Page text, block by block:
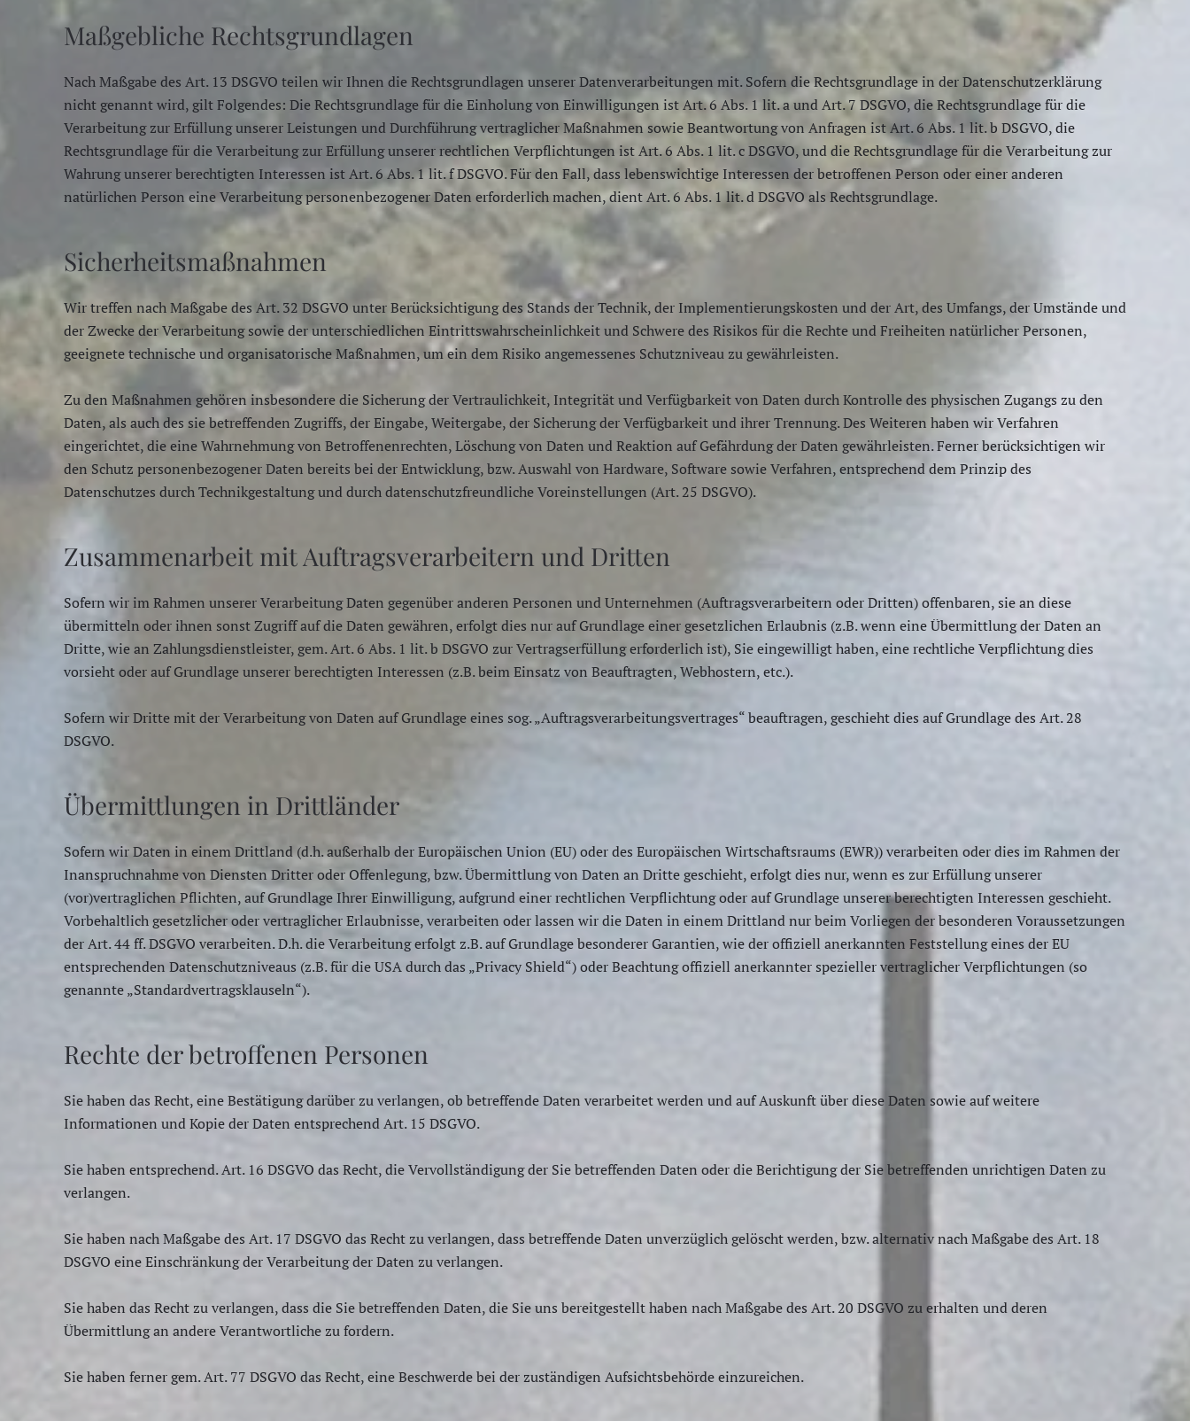
Maßgebliche Rechtsgrundlagen
Nach Maßgabe des Art. 13 DSGVO teilen wir Ihnen die Rechtsgrundlagen unserer Datenverarbeitungen mit. Sofern die Rechtsgrundlage in der Datenschutzerklärung
nicht genannt wird, gilt Folgendes: Die Rechtsgrundlage für die Einholung von Einwilligungen ist Art. 6 Abs. 1 lit. a und Art. 7 DSGVO, die Rechtsgrundlage für die
Verarbeitung zur Erfüllung unserer Leistungen und Durchführung vertraglicher Maßnahmen sowie Beantwortung von Anfragen ist Art. 6 Abs. 1 lit. b DSGVO, die
Rechtsgrundlage für die Verarbeitung zur Erfüllung unserer rechtlichen Verpflichtungen ist Art. 6 Abs. 1 lit. c DSGVO, und die Rechtsgrundlage für die Verarbeitung zur
Wahrung unserer berechtigten Interessen ist Art. 6 Abs. 1 lit. f DSGVO. Für den Fall, dass lebenswichtige Interessen der betroffenen Person oder einer anderen
natürlichen Person eine Verarbeitung personenbezogener Daten erforderlich machen, dient Art. 6 Abs. 1 lit. d DSGVO als Rechtsgrundlage.
Sicherheitsmaßnahmen
Wir treffen nach Maßgabe des Art. 32 DSGVO unter Berücksichtigung des Stands der Technik, der Implementierungskosten und der Art, des Umfangs, der Umstände und
der Zwecke der Verarbeitung sowie der unterschiedlichen Eintrittswahrscheinlichkeit und Schwere des Risikos für die Rechte und Freiheiten natürlicher Personen,
geeignete technische und organisatorische Maßnahmen, um ein dem Risiko angemessenes Schutzniveau zu gewährleisten.
Zu den Maßnahmen gehören insbesondere die Sicherung der Vertraulichkeit, Integrität und Verfügbarkeit von Daten durch Kontrolle des physischen Zugangs zu den
Daten, als auch des sie betreffenden Zugriffs, der Eingabe, Weitergabe, der Sicherung der Verfügbarkeit und ihrer Trennung. Des Weiteren haben wir Verfahren
eingerichtet, die eine Wahrnehmung von Betroffenenrechten, Löschung von Daten und Reaktion auf Gefährdung der Daten gewährleisten. Ferner berücksichtigen wir
den Schutz personenbezogener Daten bereits bei der Entwicklung, bzw. Auswahl von Hardware, Software sowie Verfahren, entsprechend dem Prinzip des
Datenschutzes durch Technikgestaltung und durch datenschutzfreundliche Voreinstellungen (Art. 25 DSGVO).
Zusammenarbeit mit Auftragsverarbeitern und Dritten
Sofern wir im Rahmen unserer Verarbeitung Daten gegenüber anderen Personen und Unternehmen (Auftragsverarbeitern oder Dritten) offenbaren, sie an diese
übermitteln oder ihnen sonst Zugriff auf die Daten gewähren, erfolgt dies nur auf Grundlage einer gesetzlichen Erlaubnis (z.B. wenn eine Übermittlung der Daten an
Dritte, wie an Zahlungsdienstleister, gem. Art. 6 Abs. 1 lit. b DSGVO zur Vertragserfüllung erforderlich ist), Sie eingewilligt haben, eine rechtliche Verpflichtung dies
vorsieht oder auf Grundlage unserer berechtigten Interessen (z.B. beim Einsatz von Beauftragten, Webhostern, etc.).
Sofern wir Dritte mit der Verarbeitung von Daten auf Grundlage eines sog. „Auftragsverarbeitungsvertrages“ beauftragen, geschieht dies auf Grundlage des Art. 28
DSGVO.
Übermittlungen in Drittländer
Sofern wir Daten in einem Drittland (d.h. außerhalb der Europäischen Union (EU) oder des Europäischen Wirtschaftsraums (EWR)) verarbeiten oder dies im Rahmen der
Inanspruchnahme von Diensten Dritter oder Offenlegung, bzw. Übermittlung von Daten an Dritte geschieht, erfolgt dies nur, wenn es zur Erfüllung unserer
(vor)vertraglichen Pflichten, auf Grundlage Ihrer Einwilligung, aufgrund einer rechtlichen Verpflichtung oder auf Grundlage unserer berechtigten Interessen geschieht.
Vorbehaltlich gesetzlicher oder vertraglicher Erlaubnisse, verarbeiten oder lassen wir die Daten in einem Drittland nur beim Vorliegen der besonderen Voraussetzungen
der Art. 44 ff. DSGVO verarbeiten. D.h. die Verarbeitung erfolgt z.B. auf Grundlage besonderer Garantien, wie der offiziell anerkannten Feststellung eines der EU
entsprechenden Datenschutzniveaus (z.B. für die USA durch das „Privacy Shield“) oder Beachtung offiziell anerkannter spezieller vertraglicher Verpflichtungen (so
genannte „Standardvertragsklauseln“).
Rechte der betroffenen Personen
Sie haben das Recht, eine Bestätigung darüber zu verlangen, ob betreffende Daten verarbeitet werden und auf Auskunft über diese Daten sowie auf weitere
Informationen und Kopie der Daten entsprechend Art. 15 DSGVO.
Sie haben entsprechend. Art. 16 DSGVO das Recht, die Vervollständigung der Sie betreffenden Daten oder die Berichtigung der Sie betreffenden unrichtigen Daten zu
verlangen.
Sie haben nach Maßgabe des Art. 17 DSGVO das Recht zu verlangen, dass betreffende Daten unverzüglich gelöscht werden, bzw. alternativ nach Maßgabe des Art. 18
DSGVO eine Einschränkung der Verarbeitung der Daten zu verlangen.
Sie haben das Recht zu verlangen, dass die Sie betreffenden Daten, die Sie uns bereitgestellt haben nach Maßgabe des Art. 20 DSGVO zu erhalten und deren
Übermittlung an andere Verantwortliche zu fordern.
Sie haben ferner gem. Art. 77 DSGVO das Recht, eine Beschwerde bei der zuständigen Aufsichtsbehörde einzureichen.